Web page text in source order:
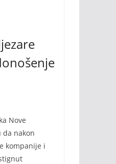
Nove
da nakon
kompanije i